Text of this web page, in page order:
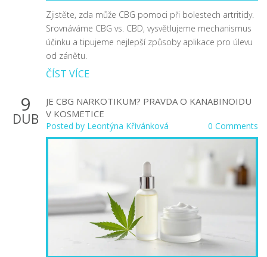
Zjistěte, zda může CBG pomoci při bolestech artritidy.
Srovnáváme CBG vs. CBD, vysvětlujeme mechanismus
účinku a tipujeme nejlepší způsoby aplikace pro úlevu
od zánětu.
ČÍST VÍCE
9
DUB
JE CBG NARKOTIKUM? PRAVDA O KANABINOIDU
V KOSMETICE
Posted by Leontýna Křivánková 0 Comments